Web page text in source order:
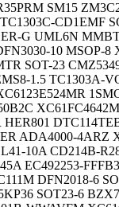
SM15
CD1EMF
G UML6N
10 MSOP-
SOT-23
1.5 TC1303A-
HER801
ADA4000-4ARZ
10A CD214B-
EC492253-
DFN2018-6
SOT23-6